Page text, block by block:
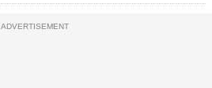
ADVERTISEMENT